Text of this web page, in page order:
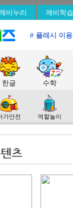
비누리 깨비학
# 플래시 이
한글 수학
가안전 역할놀이